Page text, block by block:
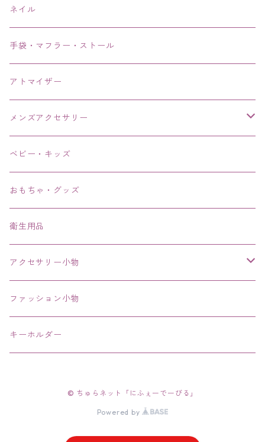
ネイル
手袋・マフラー・ストール
アトマイザー
メンズアクセサリー
リング、指輪
ブレスレット、バングル、ブレス、腕輪
ネックレス、チョーカー
その他
ベビー・キッズ
おもちゃ・グッズ
衛生用品
アクセサリー小物
エコバッグ コンビニ
ファッション小物
キーホルダー
© ちゅらネット「にふぇーでーびる」
Powered by